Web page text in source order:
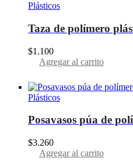
Plásticos
Taza de polímero
$1.100
Agregar al carrito
Plásticos
Posavasos púa de
$3.260
Agregar al carrito